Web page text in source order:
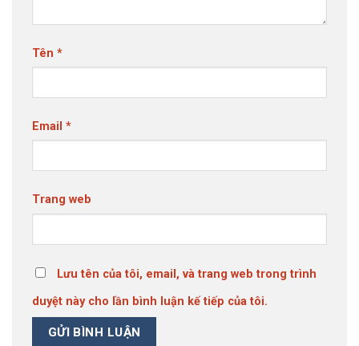
Tên *
Email *
Trang web
Lưu tên của tôi, email, và trang web trong trình
duyệt này cho lần bình luận kế tiếp của tôi.